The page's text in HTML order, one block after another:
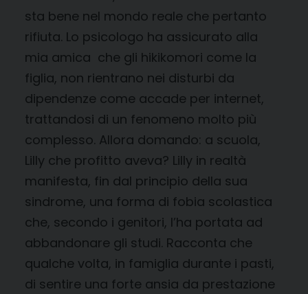
sta bene nel mondo reale che pertanto
rifiuta. Lo psicologo ha assicurato alla
mia amica che gli hikikomori come la
figlia, non rientrano nei disturbi da
dipendenze come accade per internet,
trattandosi di un fenomeno molto più
complesso. Allora domando: a scuola,
Lilly che profitto aveva? Lilly in realtà
manifesta, fin dal principio della sua
sindrome, una forma di fobia scolastica
che, secondo i genitori, l’ha portata ad
abbandonare gli studi. Racconta che
qualche volta, in famiglia durante i pasti,
di sentire una forte ansia da prestazione